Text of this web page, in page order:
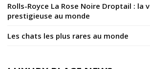
Rolls-Royce La Rose Noire Droptail : la
prestigieuse au monde
Les chats les plus rares au monde